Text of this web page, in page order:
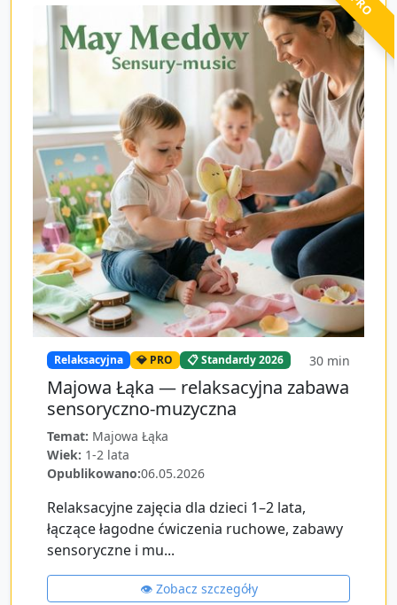
Relaksacyjna 💎 PRO 📋 Standardy 2026 30 min
Majowa Łąka — relaksacyjna zabawa
sensoryczno-muzyczna
Temat: Majowa Łąka
Wiek: 1-2 lata
Opublikowano:06.05.2026
Relaksacyjne zajęcia dla dzieci 1–2 lata,
łączące łagodne ćwiczenia ruchowe, zabawy
sensoryczne i mu...
👁️ Zobacz szczegóły